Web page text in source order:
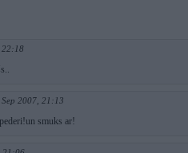
22:18
Sep 2007, 21:13
smuks ar!